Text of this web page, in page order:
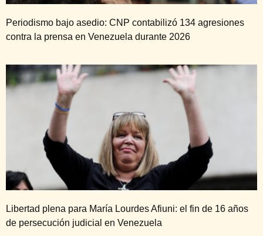
Periodismo bajo asedio: CNP contabilizó 134 agresiones
contra la prensa en Venezuela durante 2026
Libertad plena para María Lourdes Afiuni: el fin de 16 años
de persecución judicial en Venezuela